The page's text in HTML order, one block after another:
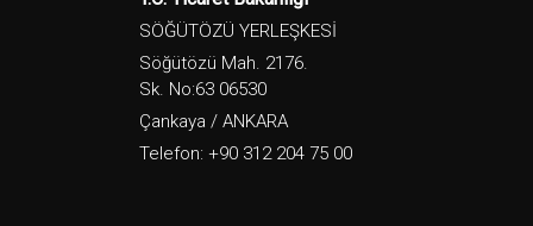
SÖĞÜTÖZÜ YERLEŞKESİ
Söğütözü Mah. 2176.
Sk. No:63 06530
Çankaya / ANKARA
Telefon: +90 312 204 75 00